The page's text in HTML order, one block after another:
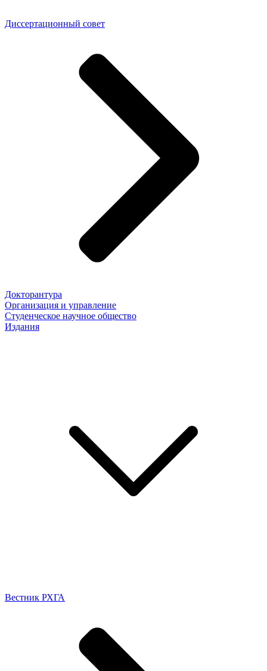
Диссертационный совет
Докторантура
Организация и управление
Студенческое научное общество
Издания
Вестник РХГА